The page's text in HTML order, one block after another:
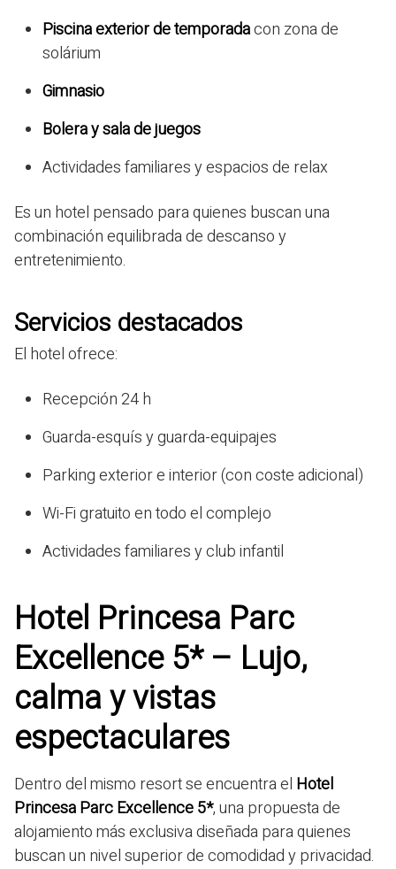
Piscina exterior de temporadacon zona de
solárium
Gimnasio
Bolera y sala de juegos
Actividades familiares y espacios de relax
Es un hotel pensado para quienes buscan una
combinación equilibrada de descanso y
entretenimiento.
Servicios destacados
El hotel ofrece:
Recepción 24 h
Guarda-esquís y guarda-equipajes
Parking exterior e interior (con coste adicional)
Wi-Fi gratuito en todo el complejo
Actividades familiares y club infantil
Hotel Princesa Parc
Excellence 5* – Lujo,
calma y vistas
espectaculares
Dentro del mismo resort se encuentra el Hotel
Princesa Parc Excellence 5*, una propuesta de
alojamiento más exclusiva diseñada para quienes
buscan un nivel superior de comodidad y privacidad.